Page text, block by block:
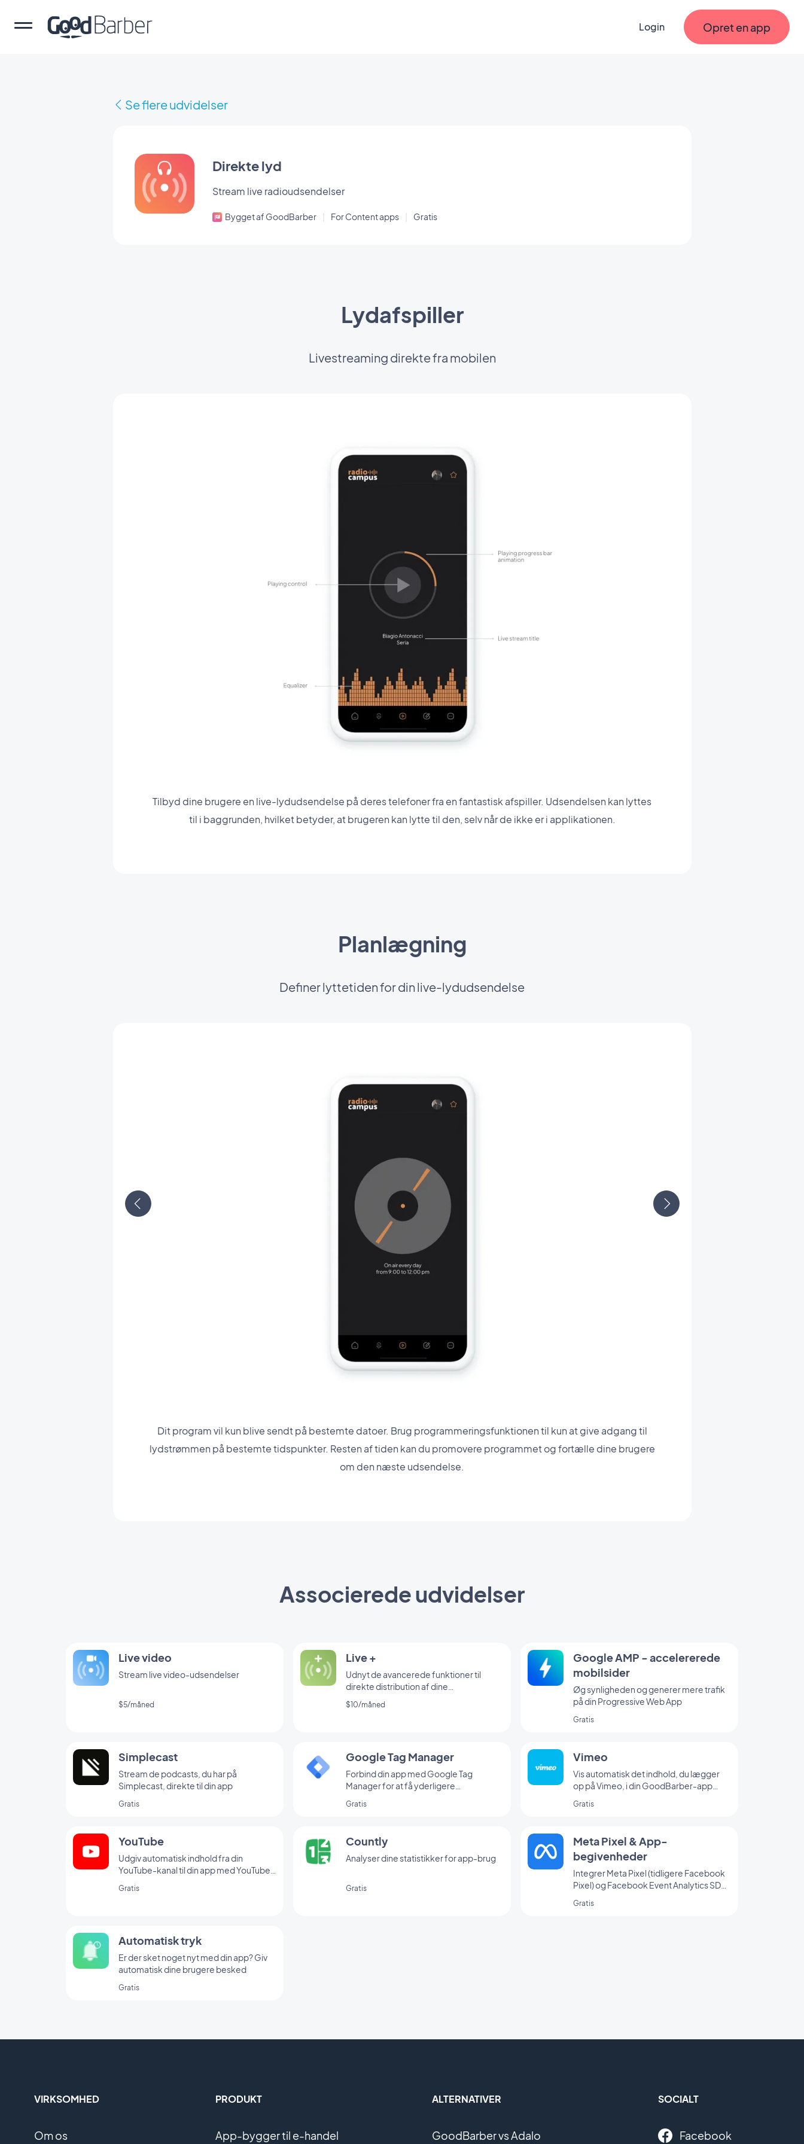
Login Opret en app
Se flere udvidelser
Direkte lyd
Stream live radioudsendelser
Bygget af GoodBarber For Content apps Gratis
Lydafspiller
Livestreaming direkte fra mobilen
Tilbyd dine brugere en live-lydudsendelse på deres telefoner fra en fantastisk afspiller. Udsendelsen kan lyttes
til i baggrunden, hvilket betyder, at brugeren kan lytte til den, selv når de ikke er i applikationen.
Planlægning
Definer lyttetiden for din live-lydudsendelse
Dit program vil kun blive sendt på bestemte datoer. Brug programmeringsfunktionen til kun at give adgang til
lydstrømmen på bestemte tidspunkter. Resten af tiden kan du promovere programmet og fortælle dine brugere
om den næste udsendelse.
Associerede udvidelser
Live video
Stream live video-udsendelser
$5/måned
Live +
Udnyt de avancerede funktioner til
direkte distribution af dine
radioudsendelser
$10/måned
Google AMP - accelererede
mobilsider
Øg synligheden og generer mere trafik
på din Progressive Web App
Gratis
Simplecast
Stream de podcasts, du har på
Simplecast, direkte til din app
Gratis
Google Tag Manager
Forbind din app med Google Tag
Manager for at få yderligere
Gratis
Vimeo
Vis automatisk det indhold, du lægger
op på Vimeo, i din GoodBarber-app
synkronisere dine opslag i realtid.
Gratis
YouTube
Udgiv automatisk indhold fra din
YouTube-kanal til din app med YouTube
Gratis
Countly
Analyser dine statistikker for app-brug
Gratis
Meta Pixel & App-
begivenheder
Integrer Meta Pixel (tidligere Facebook
Pixel) og Facebook Event Analytics SDK i
adfærd og optimere din
Gratis
Automatisk tryk
Er der sket noget nyt med din app? Giv
automatisk dine brugere besked
Gratis
VIRKSOMHED
Om os
PRODUKT
App-bygger til e-handel
ALTERNATIVER
GoodBarber vs Adalo
SOCIALT
Facebook